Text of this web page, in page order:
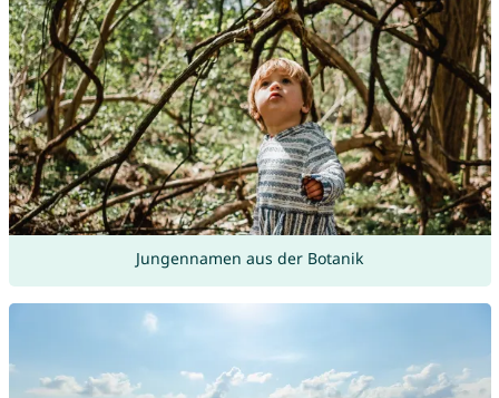
Jungennamen aus der Botanik